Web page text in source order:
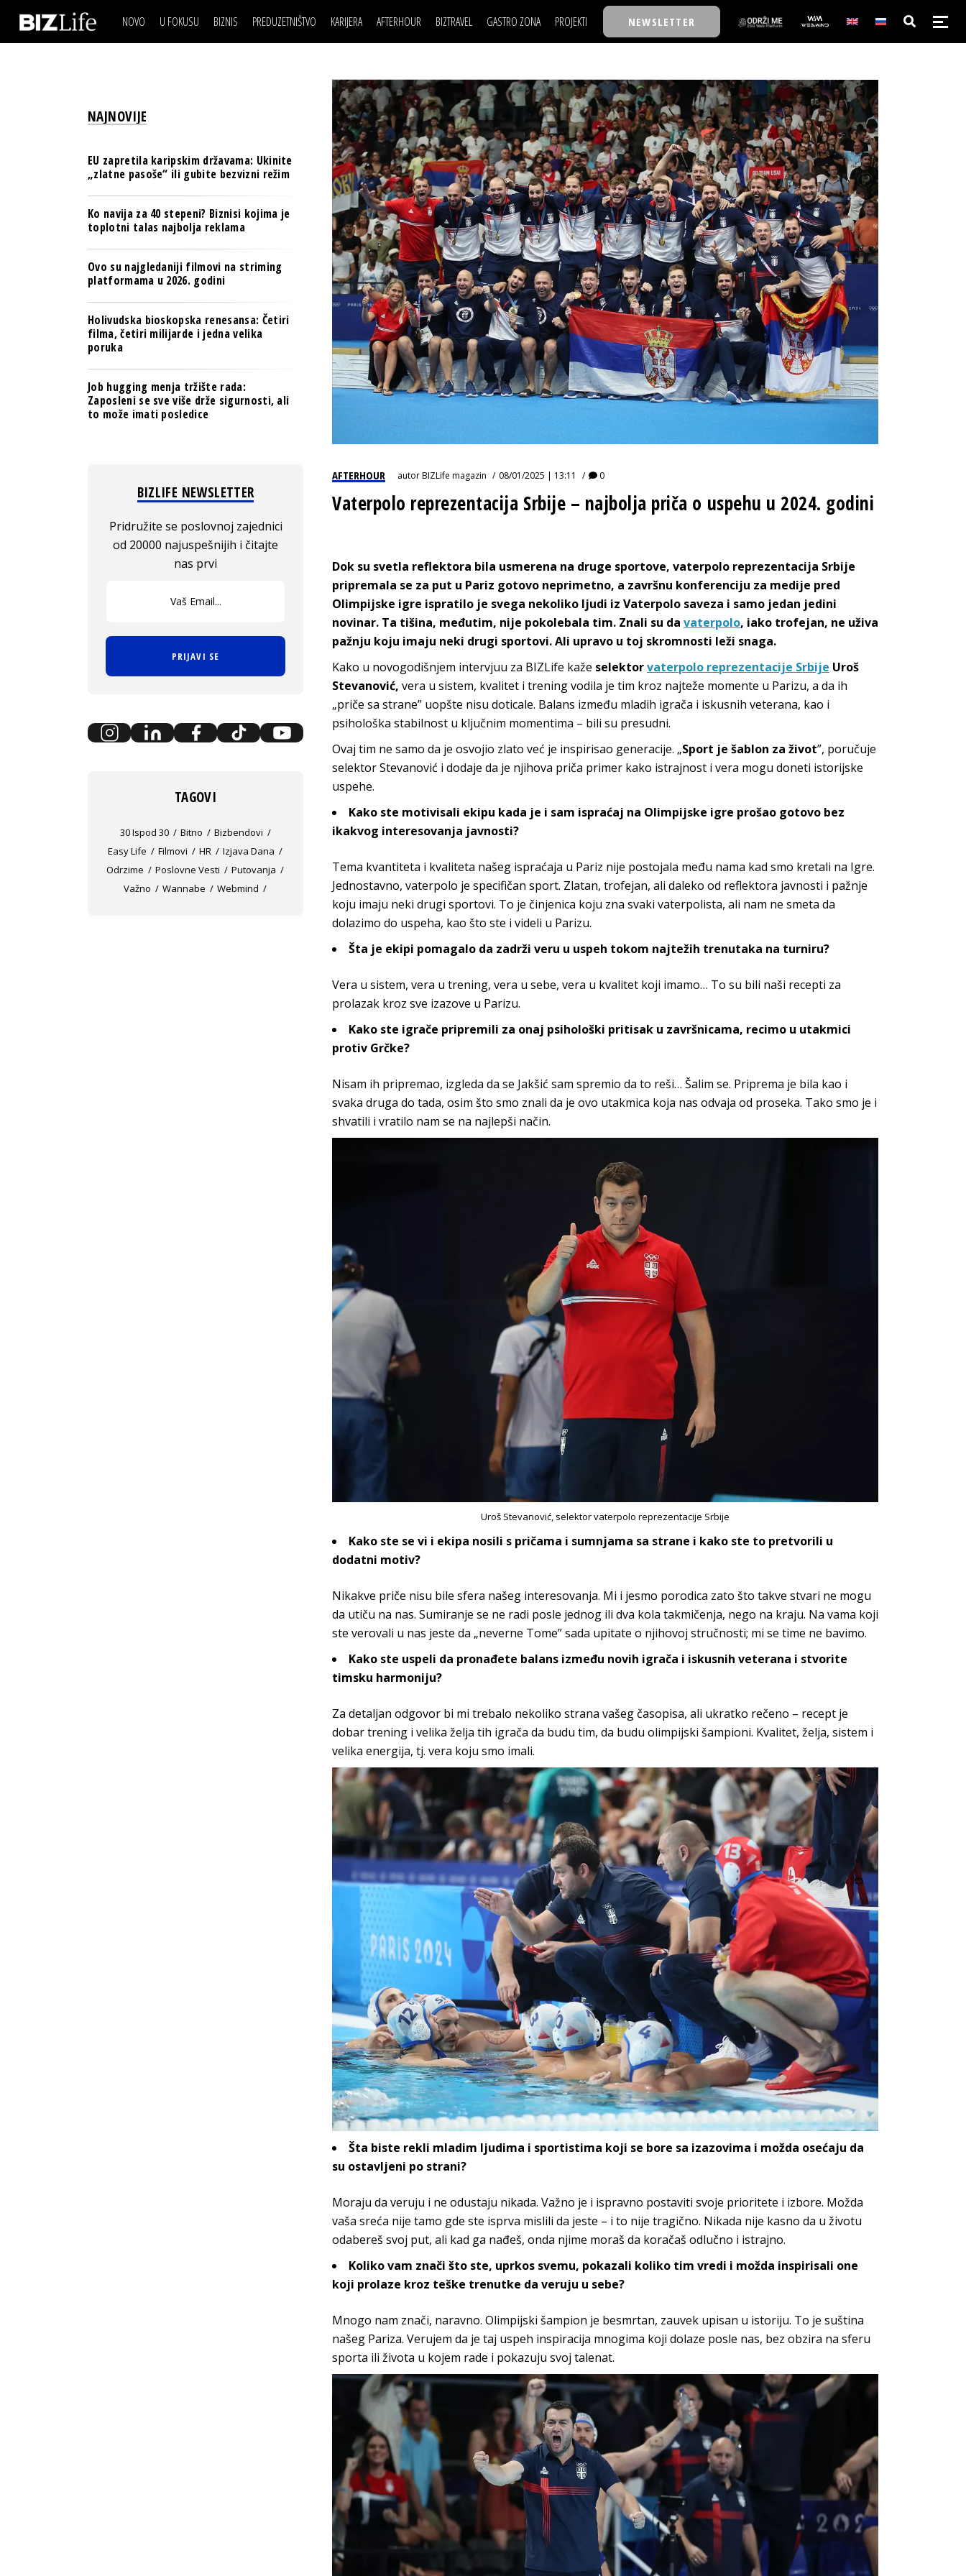
NOVO U FOKUSU BIZNIS
BANKE
OSIGURANJE
TECH I AI
BIZNIS & SPORT
PULS REGIONA
NOVO NA RAFU
PREDUZETNIŠTVO KARIJERA
LJUDI (HR)
MOJ UGAO
USAVRŠAVANJE
KNOW-HOW
AFTERHOUR
KNJIGE
AUTO SVET
STIL
WELLBEING
BIZTRAVEL GASTRO ZONA PROJEKTI
TASTY TALKS
30 ISPOD 30
BACK TO OFFICE/SCHOOL
BIZBENDOVI
BIZKOLEGIJUM
BMW BIZNIS LIGA
BIZLIFE WEEK
IZJAVA GODINE
NEWSLETTER
IZJAVA DANABIZNIS SCENA
BREND I KOMUNIKACIJE
OSIGURANJE
TECH I AI
PULS REGIONA
POSAO
MOJ UGAO
USAVRŠAVANJE
KNOW-HOW
FILM I SCENA
AUTO SVET
STIL
WELLBEING
NAJKOLEGA
30 ISPOD 30
BACK TO OFFICE/SCHOOL
BIZBENDOVI
BIZKOLEGIJUM
BMW BIZNIS LIGA
BIZLIFE WEEK
IZJAVA GODINE
AFTERHOUR autorBIZLife magazin 08/01/2025 | 13:11 0
Vaterpolo reprezentacija Srbije – najbolja priča o uspehu u 2024. godini
Dok su svetla reflektora bila usmerena na druge sportove, vaterpolo reprezentacija Srbije
pripremala se za put u Pariz gotovo neprimetno, a završnu konferenciju za medije pred
Olimpijske igre ispratilo je svega nekoliko ljudi iz Vaterpolo saveza i samo jedan jedini
novinar. Ta tišina, međutim, nije pokolebala tim. Znali su da vaterpolo, iako trofejan, ne uživa
pažnju koju imaju neki drugi sportovi. Ali upravo u toj skromnosti leži snaga.
Kako u novogodišnjem intervjuu za BIZLife kaže selektorvaterpolo reprezentacije Srbije Uroš
Stevanović, vera u sistem, kvalitet i trening vodila je tim kroz najteže momente u Parizu, a da ih
„priče sa strane” uopšte nisu doticale. Balans između mladih igrača i iskusnih veterana, kao i
psihološka stabilnost u ključnim momentima – bili su presudni.
Ovaj tim ne samo da je osvojio zlato već je inspirisao generacije. „Sport je šablon za život”, poručuje
selektor Stevanović i dodaje da je njihova priča primer kako istrajnost i vera mogu doneti istorijske
uspehe.
Kako ste motivisali ekipu kada je i sam ispraćaj na Olimpijske igre prošao gotovo bez
ikakvog interesovanja javnosti?
Tema kvantiteta i kvaliteta našeg ispraćaja u Pariz nije postojala među nama kad smo kretali na Igre.
Jednostavno, vaterpolo je specifičan sport. Zlatan, trofejan, ali daleko od reflektora javnosti i pažnje
koju imaju neki drugi sportovi. To je činjenica koju zna svaki vaterpolista, ali nam ne smeta da
dolazimo do uspeha, kao što ste i videli u Parizu.
Šta je ekipi pomagalo da zadrži veru u uspeh tokom najtežih trenutaka na turniru?
Vera u sistem, vera u trening, vera u sebe, vera u kvalitet koji imamo… To su bili naši recepti za
prolazak kroz sve izazove u Parizu.
Kako ste igrače pripremili za onaj psihološki pritisak u završnicama, recimo u utakmici
protiv Grčke?
Nisam ih pripremao, izgleda da se Jakšić sam spremio da to reši… Šalim se. Priprema je bila kao i
svaka druga do tada, osim što smo znali da je ovo utakmica koja nas odvaja od proseka. Tako smo je i
shvatili i vratilo nam se na najlepši način.
Uroš Stevanović, selektor vaterpolo reprezentacije Srbije
Kako ste se vi i ekipa nosili s pričama i sumnjama sa strane i kako ste to pretvorili u
dodatni motiv?
Nikakve priče nisu bile sfera našeg interesovanja. Mi i jesmo porodica zato što takve stvari ne mogu
da utiču na nas. Sumiranje se ne radi posle jednog ili dva kola takmičenja, nego na kraju. Na vama koji
ste verovali u nas jeste da „neverne Tome” sada upitate o njihovoj stručnosti; mi se time ne bavimo.
Kako ste uspeli da pronađete balans između novih igrača i iskusnih veterana i stvorite
timsku harmoniju?
Za detaljan odgovor bi mi trebalo nekoliko strana vašeg časopisa, ali ukratko rečeno – recept je
dobar trening i velika želja tih igrača da budu tim, da budu olimpijski šampioni. Kvalitet, želja, sistem i
velika energija, tj. vera koju smo imali.
Šta biste rekli mladim ljudima i sportistima koji se bore sa izazovima i možda osećaju da
su ostavljeni po strani?
Moraju da veruju i ne odustaju nikada. Važno je i ispravno postaviti svoje prioritete i izbore. Možda
vaša sreća nije tamo gde ste isprva mislili da jeste – i to nije tragično. Nikada nije kasno da u životu
odabereš svoj put, ali kad ga nađeš, onda njime moraš da koračaš odlučno i istrajno.
Koliko vam znači što ste, uprkos svemu, pokazali koliko tim vredi i možda inspirisali one
koji prolaze kroz teške trenutke da veruju u sebe?
Mnogo nam znači, naravno. Olimpijski šampion je besmrtan, zauvek upisan u istoriju. To je suština
našeg Pariza. Verujem da je taj uspeh inspiracija mnogima koji dolaze posle nas, bez obzira na sferu
sporta ili života u kojem rade i pokazuju svoj talenat.
NAJNOVIJE
EU zapretila karipskim državama: Ukinite
„zlatne pasoše“ ili gubite bezvizni režim
Ko navija za 40 stepeni? Biznisi kojima je
toplotni talas najbolja reklama
Ovo su najgledaniji filmovi na striming
platformama u 2026. godini
Holivudska bioskopska renesansa: Četiri
filma, četiri milijarde i jedna velika
poruka
Job hugging menja tržište rada:
Zaposleni se sve više drže sigurnosti, ali
to može imati posledice
BIZLIFE NEWSLETTER
Pridružite se poslovnoj zajednici
od 20000 najuspešnijih i čitajte
nas prvi
PRIJAVI SE
TAGOVI
30 Ispod 30 Bitno
Bizbendovi
Easy Life
Filmovi HR
Izjava Dana
Odrzime
Poslovne Vesti
Putovanja
Važno
Wannabe Webmind